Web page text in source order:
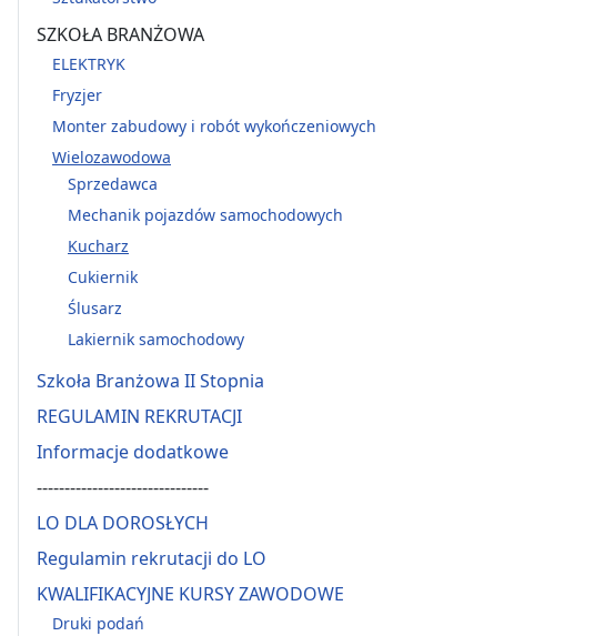
SZKOŁA BRANŻOWA
ELEKTRYK
Fryzjer
Monter zabudowy i robót wykończeniowych
Wielozawodowa
Sprzedawca
Mechanik pojazdów samochodowych
Kucharz
Cukiernik
Ślusarz
Lakiernik samochodowy
Szkoła Branżowa II Stopnia
REGULAMIN REKRUTACJI
Informacje dodatkowe
-------------------------------
LO DLA DOROSŁYCH
Regulamin rekrutacji do LO
KWALIFIKACYJNE KURSY ZAWODOWE
Druki podań